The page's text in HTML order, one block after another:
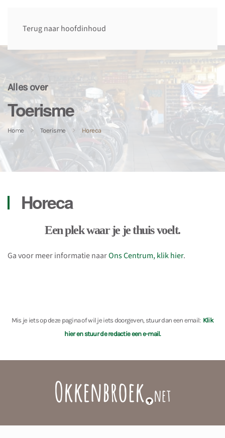
Terug naar hoofdinhoud
Alles over
Toerisme
Home Toerisme Horeca
Horeca
Een plek waar je je thuis voelt.
Ga voor meer informatie naarOns Centrum, klik hier.
Mis je iets op deze pagina of wil je iets doorgeven, stuur dan een email: Klik
hier en stuur de redactie een e-mail.